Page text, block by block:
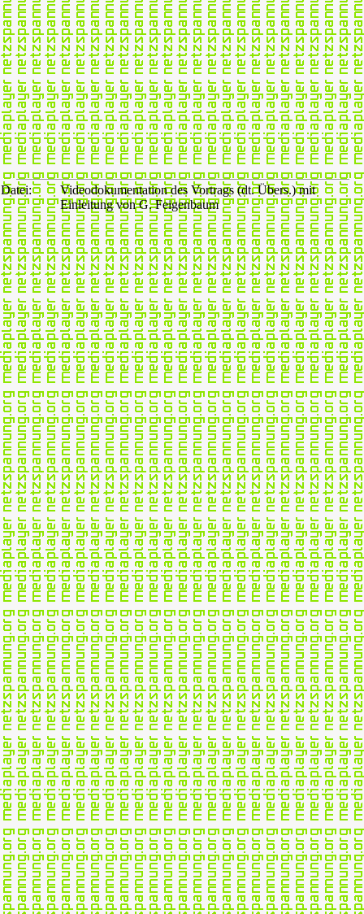
Datei:
Videodokumentation des Vortrags (dt. Übers.) mit
Einleitung von G. Feigenbaum